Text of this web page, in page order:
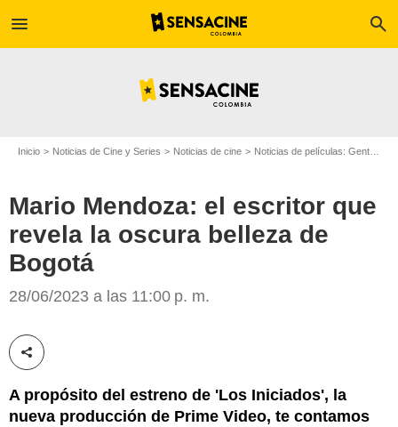
menu search
Inicio Noticias de Cine y Series Noticias de cine Noticias de películas: Gente
Mario Mendoza: el escritor que
revela la oscura belleza de
Bogotá
28/06/2023 a las 11:00 p. m.
Compartir esta noticia
A propósito del estreno de 'Los Iniciados', la
nueva producción de Prime Video, te contamos